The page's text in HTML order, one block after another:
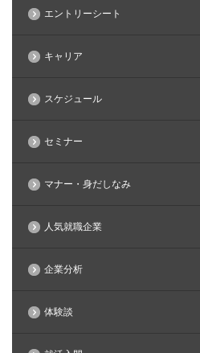
エントリーシート
キャリア
スケジュール
セミナー
マナー・身だしなみ
人気就職企業
企業分析
体験談